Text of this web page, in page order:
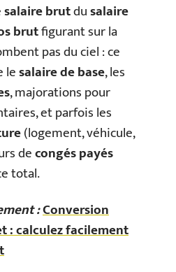
salaire brutdusalaire
brutfigurant sur la
pas du ciel : ce
lesalaire de base, les
, majorations pour
et parfois les
(logement, véhicule,
decongés payés
total.
:Conversion
: calculez facilement